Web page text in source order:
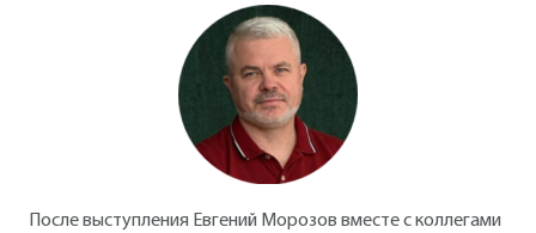
После выступления Евгений Морозов вместе с коллегами